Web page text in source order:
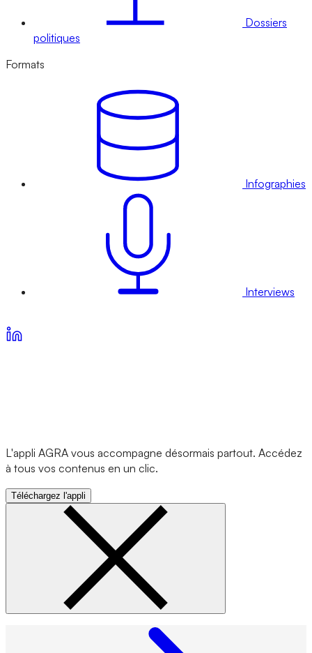
Dossiers
politiques
Formats
Infographies
Interviews
L'appli AGRA vous accompagne désormais partout. Accédez
à tous vos contenus en un clic.
Téléchargez l'appli